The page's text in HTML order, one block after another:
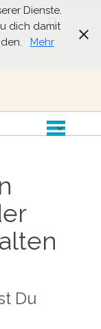
Du
Dienste.
dich damit
Mehr